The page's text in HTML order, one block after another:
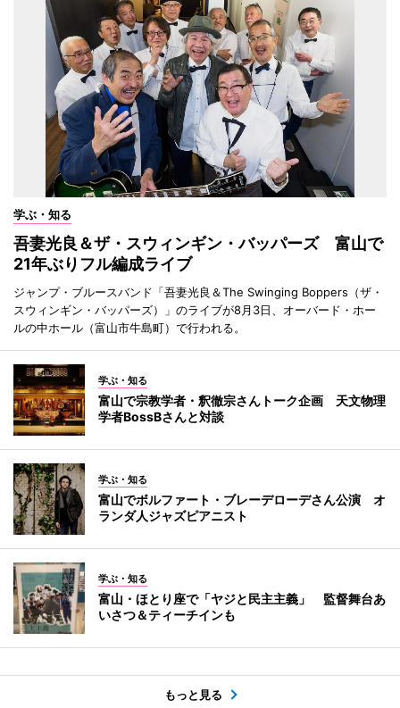
学ぶ・知る
吾妻光良＆ザ・スウィンギン・バッパーズ 富山で
21年ぶりフル編成ライブ
ジャンプ・ブルースバンド「吾妻光良＆The Swinging Boppers（ザ・
スウィンギン・バッパーズ）」のライブが8月3日、オーバード・ホー
ルの中ホール（富山市牛島町）で行われる。
学ぶ・知る
富山で宗教学者・釈徹宗さんトーク企画 天文物理
学者BossBさんと対談
学ぶ・知る
富山でボルファート・ブレーデローデさん公演 オ
ランダ人ジャズピアニスト
学ぶ・知る
富山・ほとり座で「ヤジと民主主義」 監督舞台あ
いさつ＆ティーチインも
もっと見る